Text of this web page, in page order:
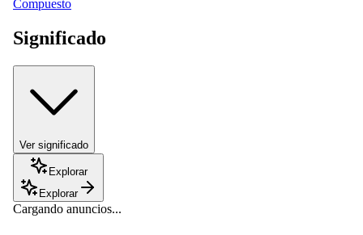
Compuesto
Significado
Ver significado
Explorar
Explorar
Cargando anuncios...